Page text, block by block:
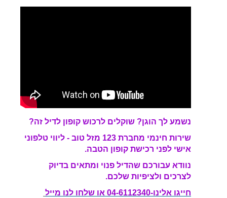
נשמע לך הוגן? שוקלים לרכוש קופון לדיל זה?
שירות חינמי מחברת 123 מזל טוב - ליווי טלפוני
אישי לפני רכישת קופון הטבה.
נוודא עבורכם שהדיל פנוי ומתאים בדיוק
לצרכים ולציפיות שלכם.
חייגו אלינו-04-6112340 או שלחו לנו מייל